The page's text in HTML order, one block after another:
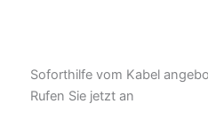
Soforthilfe vom Kabel
Rufen Sie jetzt an